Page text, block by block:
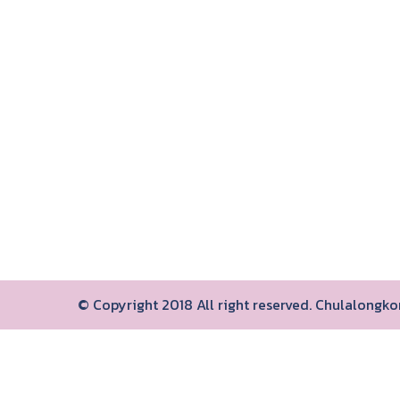
© Copyright 2018 All right reserved.